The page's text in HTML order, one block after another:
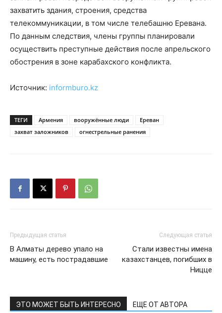
захватить здания, строения, средства
телекоммуникации, в том числе телебашню Еревана.
По данным следствия, члены группы планировали
осуществить преступные действия после апрельского
обострения в зоне карабахского конфликта.
Источник: informburo.kz
ТЕГИ Армения вооружённые люди
Ереван
захват заложников
огнестрельные ранения
Предыдущая статья
В Алматы дерево упало на
машину, есть пострадавшие
Следующая статья
Стали известны имена
казахстанцев, погибших в
Ницце
ЭТО МОЖЕТ БЫТЬ ИНТЕРЕСНО ЕЩЕ ОТ АВТОРА